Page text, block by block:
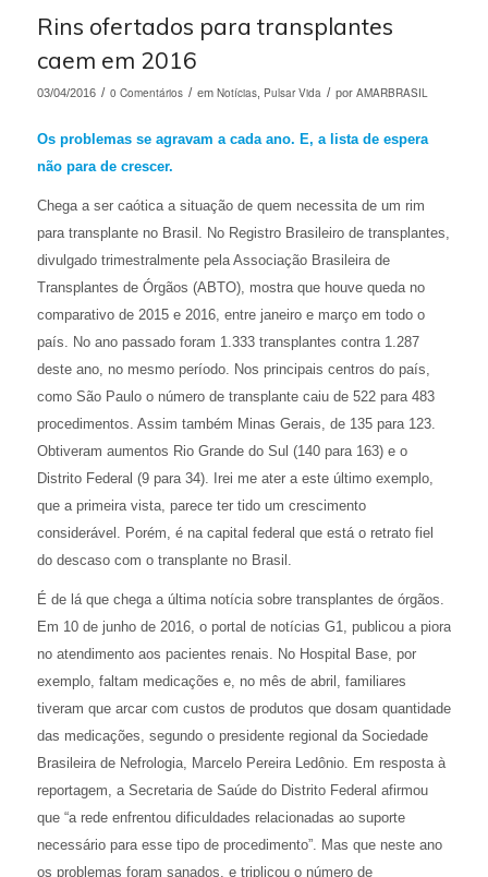
Rins ofertados para transplantes
caem em 2016
03/04/2016 / 0 Comentários / em Notícias, Pulsar Vida / por AMARBRASIL
Os problemas se agravam a cada ano. E, a lista de espera
não para de crescer.
Chega a ser caótica a situação de quem necessita de um rim
para transplante no Brasil. No Registro Brasileiro de transplantes,
divulgado trimestralmente pela Associação Brasileira de
Transplantes de Órgãos (ABTO), mostra que houve queda no
comparativo de 2015 e 2016, entre janeiro e março em todo o
país. No ano passado foram 1.333 transplantes contra 1.287
deste ano, no mesmo período. Nos principais centros do país,
como São Paulo o número de transplante caiu de 522 para 483
procedimentos. Assim também Minas Gerais, de 135 para 123.
Obtiveram aumentos Rio Grande do Sul (140 para 163) e o
Distrito Federal (9 para 34). Irei me ater a este último exemplo,
que a primeira vista, parece ter tido um crescimento
considerável. Porém, é na capital federal que está o retrato fiel
do descaso com o transplante no Brasil.
É de lá que chega a última notícia sobre transplantes de órgãos.
Em 10 de junho de 2016, o portal de notícias G1, publicou a piora
no atendimento aos pacientes renais. No Hospital Base, por
exemplo, faltam medicações e, no mês de abril, familiares
tiveram que arcar com custos de produtos que dosam quantidade
das medicações, segundo o presidente regional da Sociedade
Brasileira de Nefrologia, Marcelo Pereira Ledônio. Em resposta à
reportagem, a Secretaria de Saúde do Distrito Federal afirmou
que “a rede enfrentou dificuldades relacionadas ao suporte
necessário para esse tipo de procedimento”. Mas que neste ano
os problemas foram sanados, e triplicou o número de